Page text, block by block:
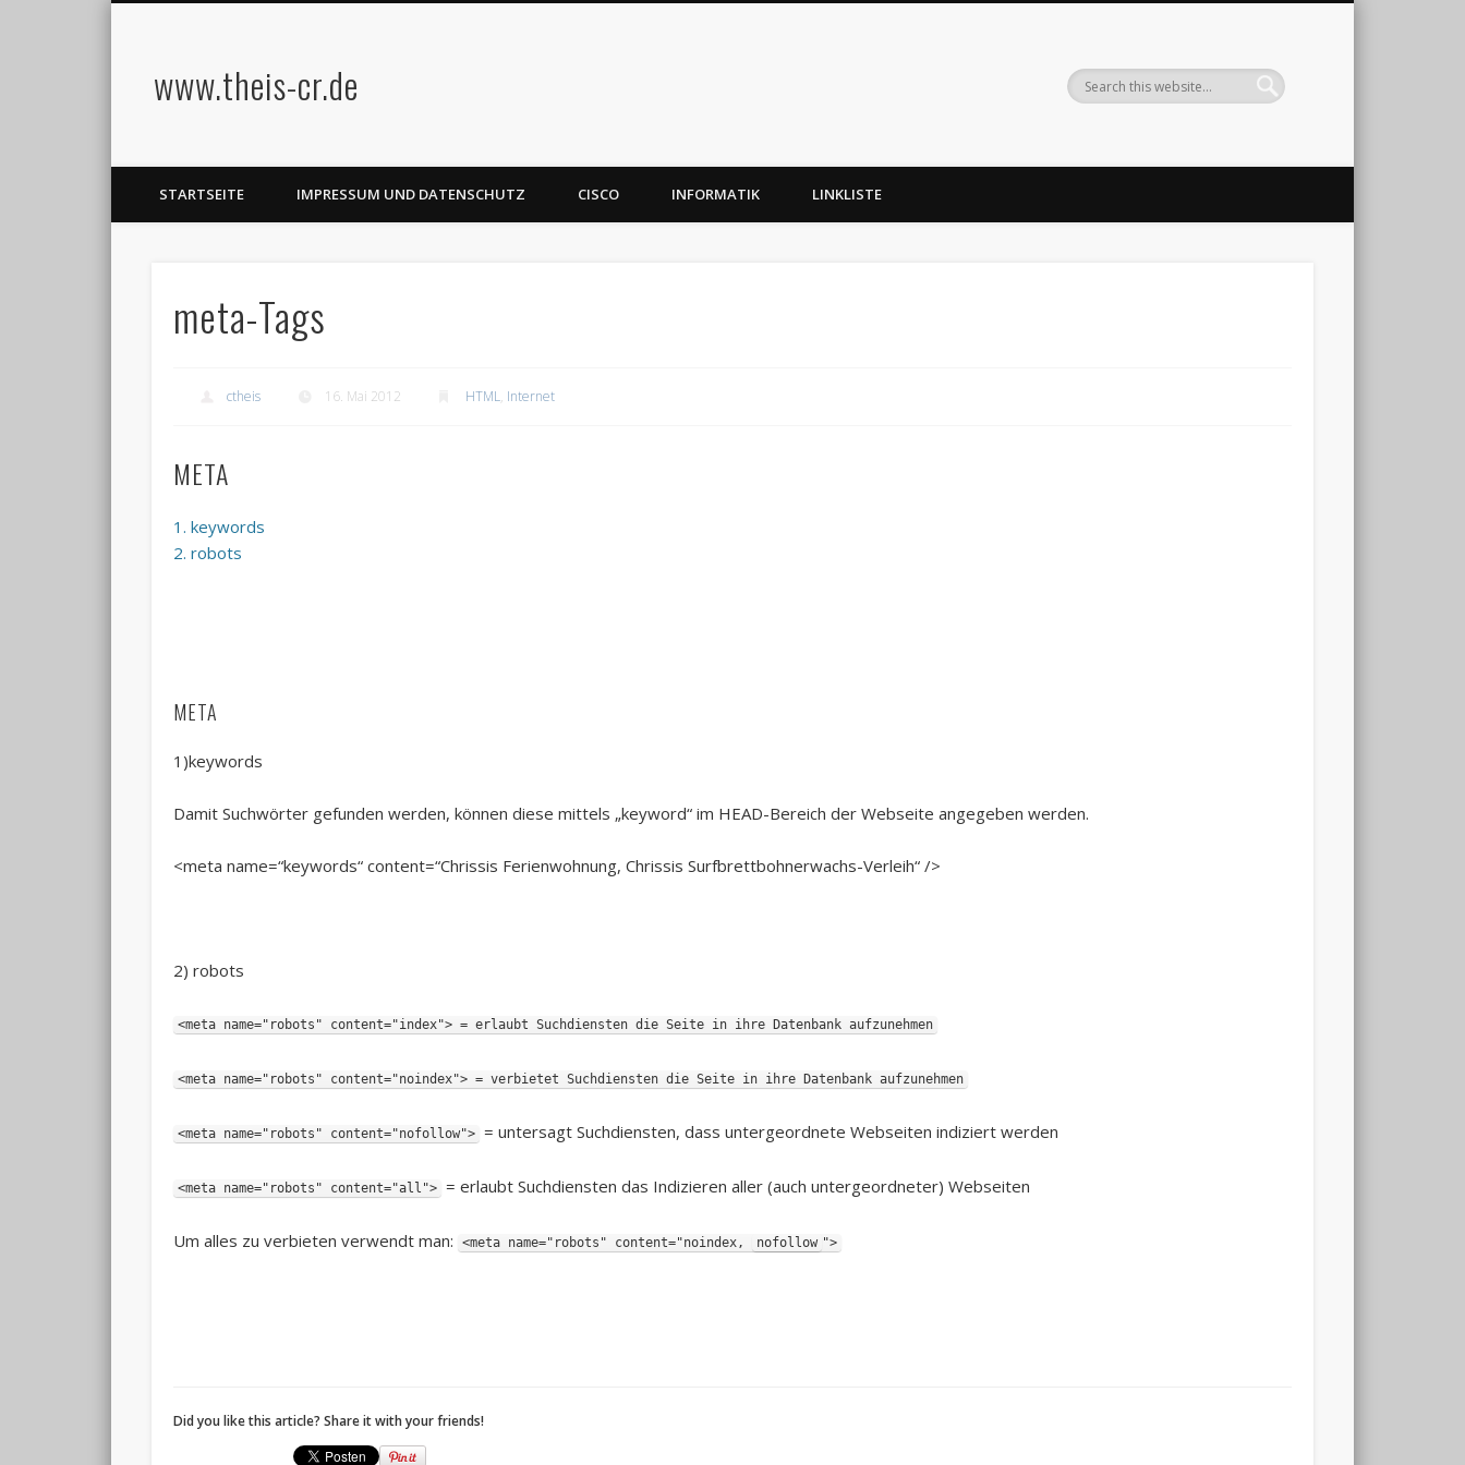
www.theis-cr.de
STARTSEITE IMPRESSUM UND DATENSCHUTZ CISCO INFORMATIK LINKLISTE
meta-Tags
ctheis 16. Mai 2012 HTML, Internet
META
1. keywords
2. robots
META
1)keywords
Damit Suchwörter gefunden werden, können diese mittels „keyword“ im HEAD-Bereich der Webseite angegeben werden.
<meta name=“keywords“ content=“Chrissis Ferienwohnung, Chrissis Surfbrettbohnerwachs-Verleih“ />
2) robots
<meta name="robots" content="index"> = erlaubt Suchdiensten die Seite in ihre Datenbank aufzunehmen
<meta name="robots" content="noindex"> = verbietet Suchdiensten die Seite in ihre Datenbank aufzunehmen
<meta name="robots" content="nofollow"> = untersagt Suchdiensten, dass untergeordnete Webseiten indiziert werden
<meta name="robots" content="all"> = erlaubt Suchdiensten das Indizieren aller (auch untergeordneter) Webseiten
Um alles zu verbieten verwendt man: <meta name="robots" content="noindex, nofollow ">
Did you like this article? Share it with your friends!